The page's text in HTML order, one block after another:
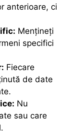
anterioare, ci
Mențineți
specifici
Fiecare
de date
Nu
sau care